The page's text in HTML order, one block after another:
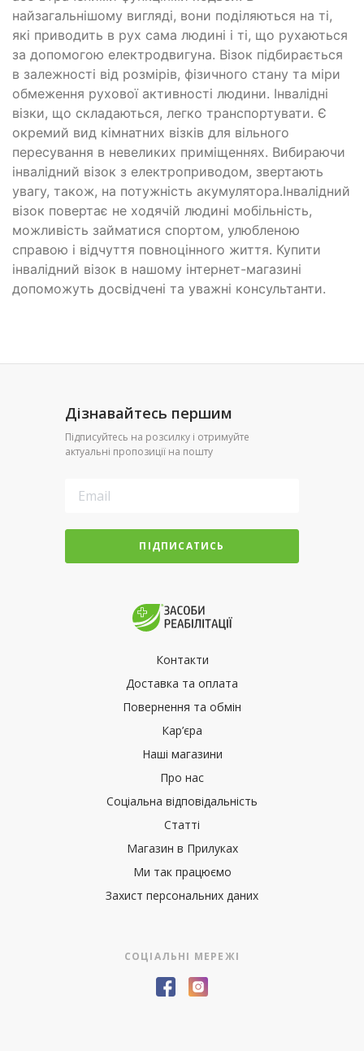
найзагальнішому вигляді, вони поділяються на ті,
які приводить в рух сама людині і ті, що рухаються
за допомогою електродвигуна. Візок підбирається
в залежності від розмірів, фізичного стану та міри
обмеження рухової активності людини. Інвалідні
візки, що складаються, легко транспортувати. Є
окремий вид кімнатних візків для вільного
пересування в невеликих приміщеннях. Вибираючи
інвалідний візок з електроприводом, звертають
увагу, також, на потужність акумулятора.Інвалідний
візок повертає не ходячій людині мобільність,
можливість займатися спортом, улюбленою
справою і відчуття повноцінного життя. Купити
інвалідний візок в нашому інтернет-магазині
допоможуть досвідчені та уважні консультанти.
Дізнавайтесь першим
Підписуйтесь на розсилку і отримуйте
актуальні пропозиції на пошту
ПІДПИСАТИСЬ
Контакти
Доставка та оплата
Повернення та обмін
Кар’єра
Наші магазини
Про нас
Соціальна відповідальність
Статті
Магазин в Прилуках
Ми так працюємо
Захист персональних даних
СОЦІАЛЬНІ МЕРЕЖІ